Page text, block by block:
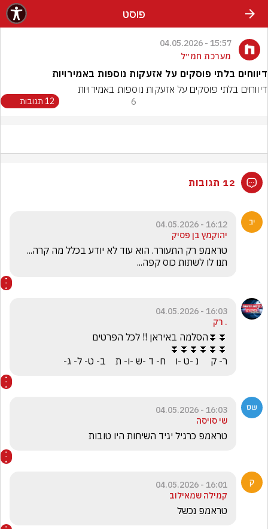
פוסט
15:57 - 04.05.2026
מערכת חמ״ל
דיווחים בלתי פוסקים על אזעקות נוספות באמירויות
דיווחים בלתי פוסקים על אזעקות נוספות באמירויות
6 12 תגובות
12 תגובות
16:12 - 04.05.2026
יהוקמץ בן פסיק
תנו לו לשתות כוס קפה...
16:03 - 04.05.2026
. רק
ר- ק     נ -ט -ו    ח- ד -ש -ו- ת    ב- ט- ל- ג-
16:03 - 04.05.2026
שי סויסה
טראמפ כרגיל יגיד השיחות היו טובות
16:01 - 04.05.2026
קמילה שמאילוב
טראמפ נכשל